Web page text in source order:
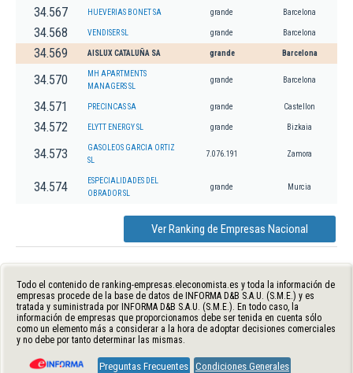
34.567 HUEVERIAS BONET SA grande Barcelona
34.568 VENDISER SL grande Barcelona
34.569 AISLUX CATALUÑA SA grande Barcelona
34.570
MH APARTMENTS
MANAGERS SL
grande Barcelona
34.571 PRECINCAS SA grande Castellon
34.572 ELYTT ENERGY SL grande Bizkaia
34.573
GASOLEOS GARCIA ORTIZ
SL
7.076.191 Zamora
34.574
ESPECIALIDADES DEL
OBRADOR SL
grande Murcia
Ver Ranking de Empresas Nacional
Todo el contenido de ranking-empresas.eleconomista.es y toda la información de
empresas procede de la base de datos de INFORMA D&B S.A.U. (S.M.E.) y es
tratada y suministrada por INFORMA D&B S.A.U. (S.M.E.). En todo caso, la
información de empresas que proporcionamos debe ser tenida en cuenta sólo
como un elemento más a considerar a la hora de adoptar decisiones comerciales
y no debe por tanto determinar las mismas.
Preguntas Frecuentes Condiciones Generales